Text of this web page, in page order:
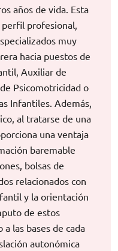
años de vida. Esta
profesional,
muy
hacia puestos de
Auxiliar de
Psicomotricidad o
Infantiles. Además,
al tratarse de una
una ventaja
baremable
bolsas de
relacionados con
y la orientación
de estos
las bases de cada
autonómica